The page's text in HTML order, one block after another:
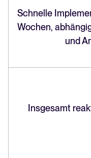
Schnelle
Wochen,
und
Insgesamt